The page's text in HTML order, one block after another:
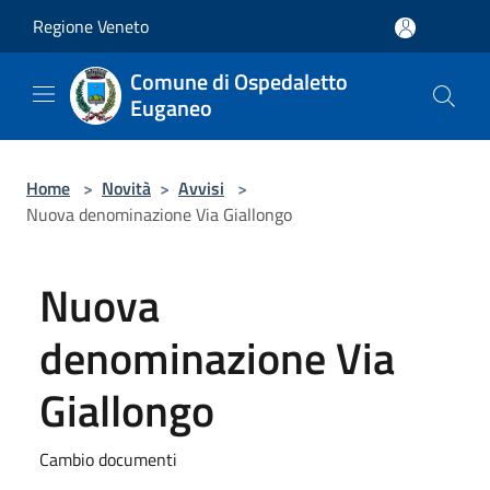
Regione Veneto
Comune di Ospedaletto
Euganeo
Home > Novità > Avvisi >
Nuova denominazione Via Giallongo
Nuova
denominazione Via
Giallongo
Cambio documenti